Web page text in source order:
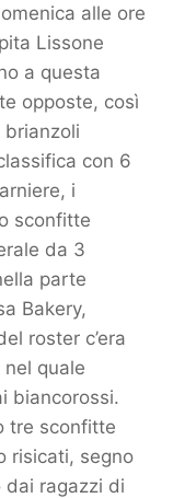
alle ore
Lissone
a questa
opposte, così
con 6
i
sconfitte
da 3
parte
Bakery,
roster c’era
quale
biancorossi.
tre sconfitte
risicati, segno
dai ragazzi di